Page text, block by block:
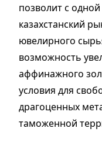
позволит с
казахстанский
ювелирного
возможность
аффинажного
условия для
драгоценных
таможенной